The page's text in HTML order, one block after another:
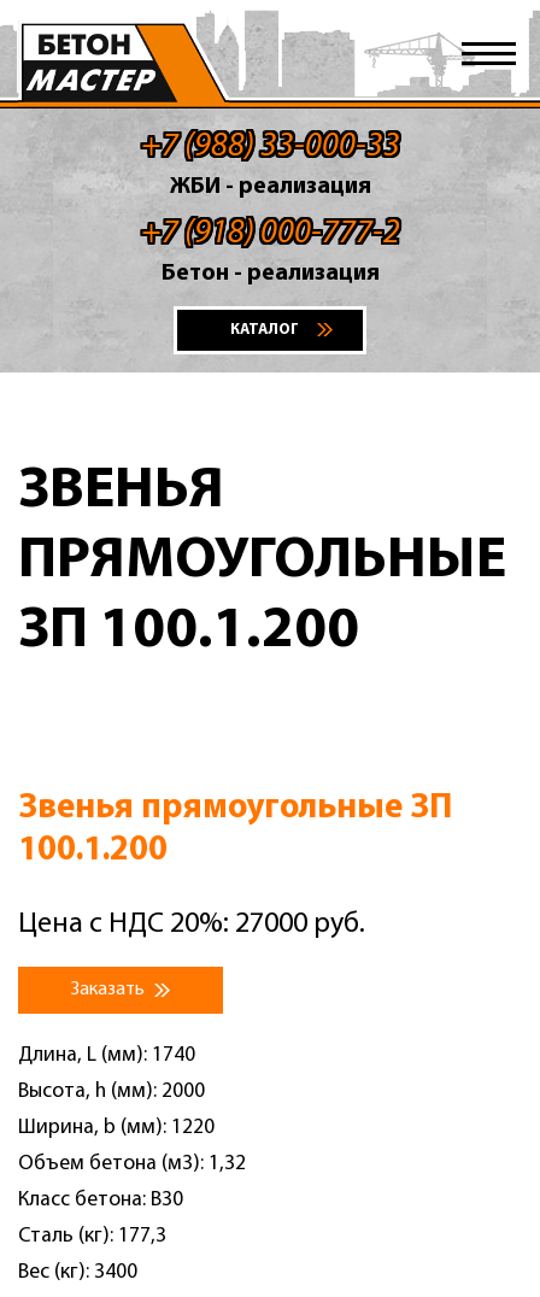
+7 (988) 33-000-33
ЖБИ - реализация
+7 (918) 000-777-2
Бетон - реализация
КАТАЛОГ
ЗВЕНЬЯ
ПРЯМОУГОЛЬНЫЕ
ЗП 100.1.200
Звенья прямоугольные ЗП
100.1.200
Цена с НДС 20%: 27000 руб.
Заказать
Длина, L (мм): 1740
Высота, h (мм): 2000
Ширина, b (мм): 1220
Объем бетона (м3): 1,32
Класс бетона: B30
Сталь (кг): 177,3
Вес (кг): 3400